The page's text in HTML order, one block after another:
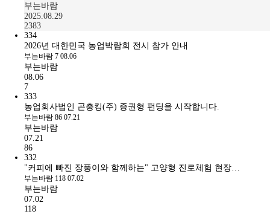
부는바람
2025.08.29
2383
334
2026년 대한민국 농업박람회 전시 참가 안내
부는바람 7 08.06
부는바람
08.06
7
333
농업회사법인 곤충킹(주) 증권형 펀딩을 시작합니다.
부는바람 86 07.21
부는바람
07.21
86
332
"커피에 빠진 장풍이와 함께하는" 고양형 진로체험 현장…
부는바람 118 07.02
부는바람
07.02
118